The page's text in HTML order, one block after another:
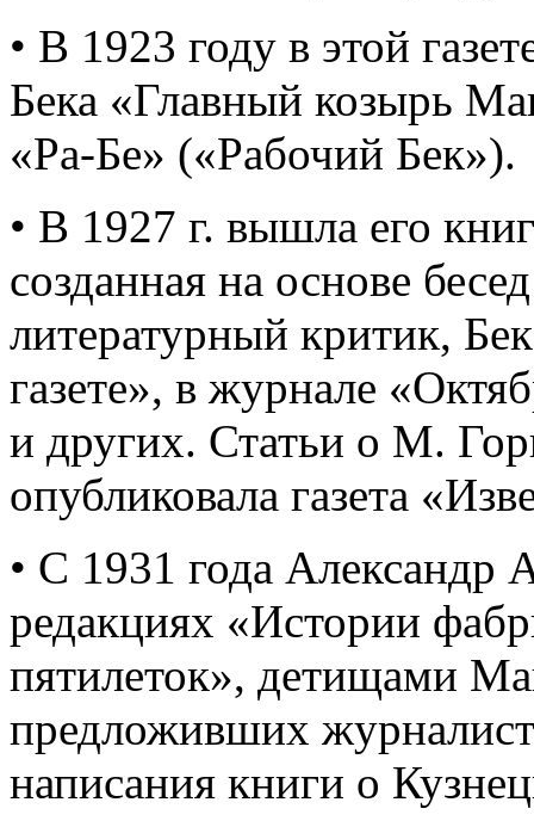
• В 1923 году в этой
Бека «Главный козырь
«Ра-Бе» («Рабочий Бек»).
• В 1927 г. вышла его
созданная на основе
литературный критик,
газете», в журнале
и других. Статьи о М.
опубликовала газета
• С 1931 года Александр
редакциях «Истории
пятилеток», детищами
предложивших
написания книги о